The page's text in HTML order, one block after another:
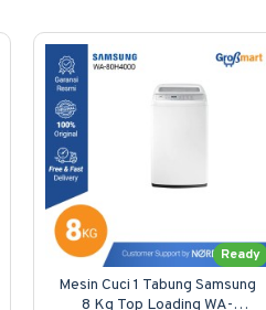
Ready
Mesin Cuci 1 Tabung Samsung
8 Kg Top Loading WA-